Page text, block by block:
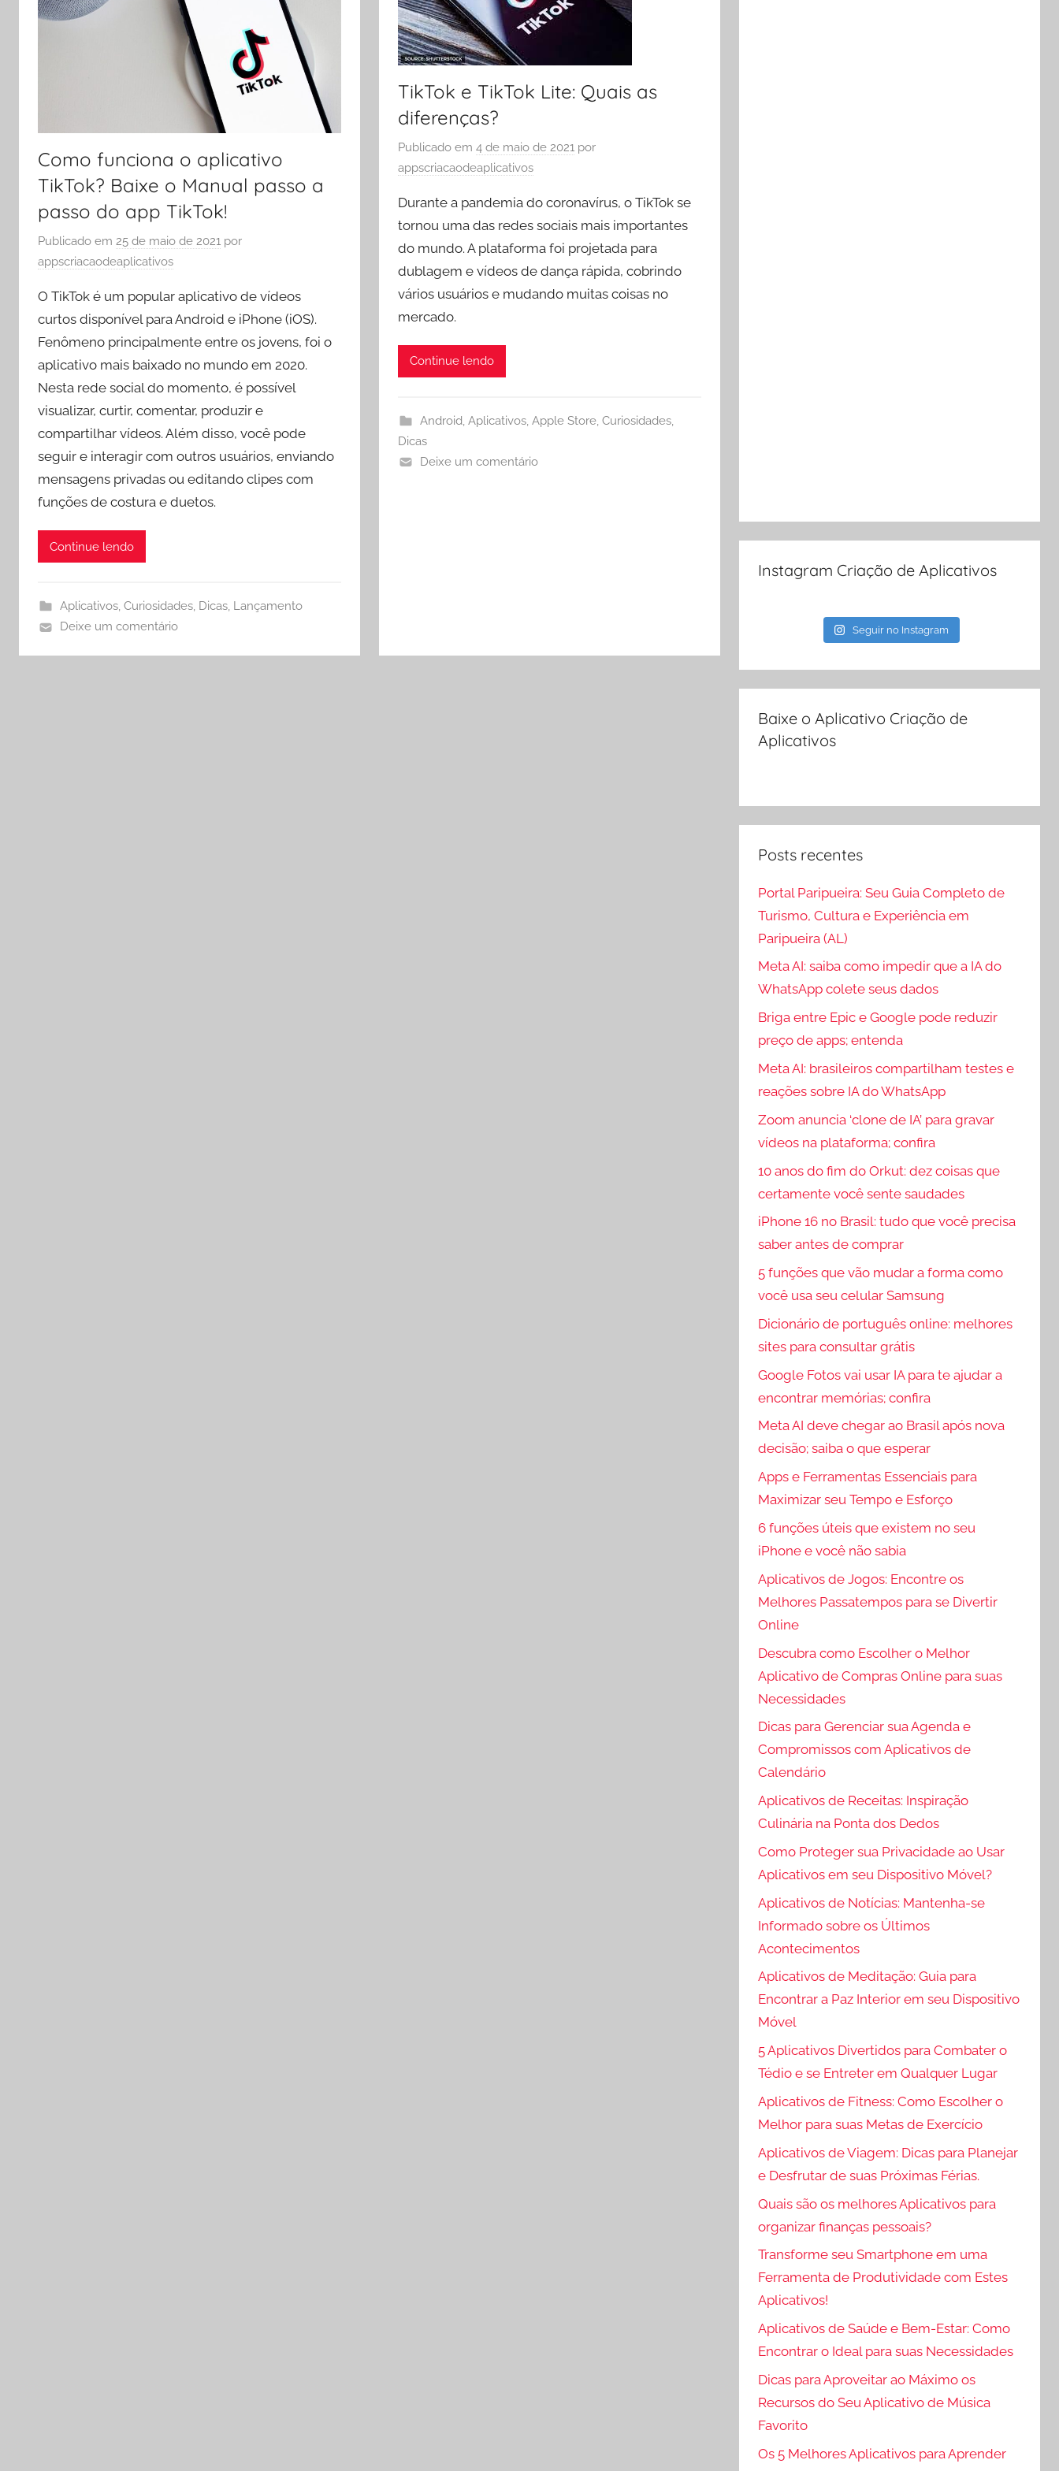
Como funciona o aplicativo
TikTok? Baixe o Manual passo a
passo do app TikTok!
Publicado em 25 de maio de 2021 por
appscriacaodeaplicativos
O TikTok é um popular aplicativo de vídeos
curtos disponível para Android e iPhone (iOS).
Fenômeno principalmente entre os jovens, foi o
aplicativo mais baixado no mundo em 2020.
Nesta rede social do momento, é possível
visualizar, curtir, comentar, produzir e
compartilhar vídeos. Além disso, você pode
seguir e interagir com outros usuários, enviando
mensagens privadas ou editando clipes com
funções de costura e duetos.
Continue lendo
Aplicativos, Curiosidades, Dicas, Lançamento
Deixe um comentário
TikTok e TikTok Lite: Quais as
diferenças?
Publicado em4 de maio de 2021 por
appscriacaodeaplicativos
Durante a pandemia do coronavírus, o TikTok se
tornou uma das redes sociais mais importantes
do mundo. A plataforma foi projetada para
dublagem e vídeos de dança rápida, cobrindo
vários usuários e mudando muitas coisas no
mercado.
Continue lendo
Android, Aplicativos, Apple Store, Curiosidades,
Dicas
Deixe um comentário
Instagram Criação de Aplicativos
Seguir no Instagram
Baixe o Aplicativo Criação de
Aplicativos
Posts recentes
Portal Paripueira: Seu Guia Completo de
Turismo, Cultura e Experiência em
Paripueira (AL)
Meta AI: saiba como impedir que a IA do
WhatsApp colete seus dados
Briga entre Epic e Google pode reduzir
preço de apps; entenda
Meta AI: brasileiros compartilham testes e
reações sobre IA do WhatsApp
Zoom anuncia ‘clone de IA’ para gravar
vídeos na plataforma; confira
10 anos do fim do Orkut: dez coisas que
certamente você sente saudades
iPhone 16 no Brasil: tudo que você precisa
saber antes de comprar
5 funções que vão mudar a forma como
você usa seu celular Samsung
Dicionário de português online: melhores
sites para consultar grátis
Google Fotos vai usar IA para te ajudar a
encontrar memórias; confira
Meta AI deve chegar ao Brasil após nova
decisão; saiba o que esperar
Apps e Ferramentas Essenciais para
Maximizar seu Tempo e Esforço
6 funções úteis que existem no seu
iPhone e você não sabia
Aplicativos de Jogos: Encontre os
Melhores Passatempos para se Divertir
Online
Descubra como Escolher o Melhor
Aplicativo de Compras Online para suas
Necessidades
Dicas para Gerenciar sua Agenda e
Compromissos com Aplicativos de
Calendário
Aplicativos de Receitas: Inspiração
Culinária na Ponta dos Dedos
Como Proteger sua Privacidade ao Usar
Aplicativos em seu Dispositivo Móvel?
Aplicativos de Notícias: Mantenha-se
Informado sobre os Últimos
Acontecimentos
Aplicativos de Meditação: Guia para
Encontrar a Paz Interior em seu Dispositivo
Móvel
5 Aplicativos Divertidos para Combater o
Tédio e se Entreter em Qualquer Lugar
Aplicativos de Fitness: Como Escolher o
Melhor para suas Metas de Exercício
Aplicativos de Viagem: Dicas para Planejar
e Desfrutar de suas Próximas Férias.
Quais são os melhores Aplicativos para
organizar finanças pessoais?
Transforme seu Smartphone em uma
Ferramenta de Produtividade com Estes
Aplicativos!
Aplicativos de Saúde e Bem-Estar: Como
Encontrar o Ideal para suas Necessidades
Dicas para Aproveitar ao Máximo os
Recursos do Seu Aplicativo de Música
Favorito
Os 5 Melhores Aplicativos para Aprender